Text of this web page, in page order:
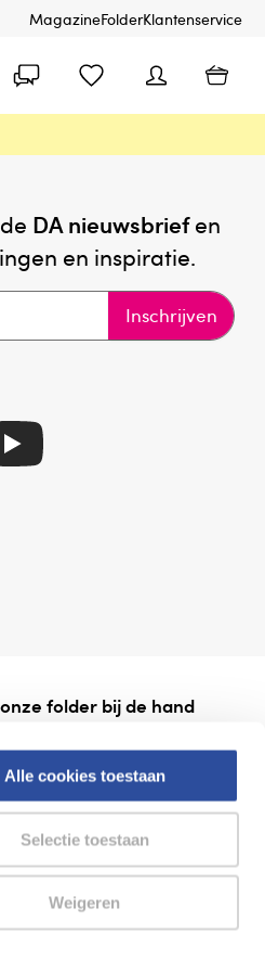
Alle cookies toestaan
Selectie toestaan
Weigeren
MagazineFolderKlantenservice
DA nieuwsbriefen
en inspiratie.
Inschrijven
folder bij de hand